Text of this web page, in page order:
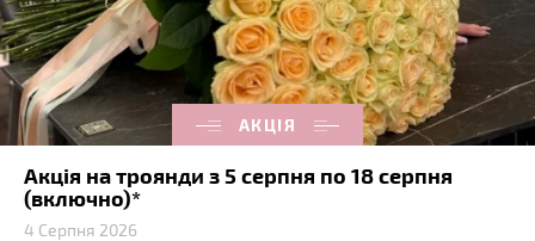
АКЦІЯ
Акція на троянди з 5 серпня по 18 серпня
(включно)*
4 Серпня 2026